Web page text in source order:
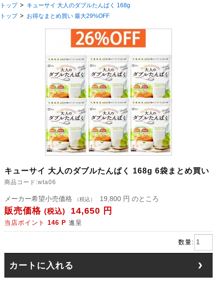
トップ>
キューサイ 大人のダブルたんぱく 168g
トップ> お得なまとめ買い 最大29%OFF
キューサイ 大人のダブルたんぱく 168g 6袋まとめ買い
商品コード:wta06
メーカー希望小売価格 （税込） 19,800 円 のところ
販売価格 (税込) 14,650 円
当店ポイント 146 P 進呈
数量:
カートに入れる